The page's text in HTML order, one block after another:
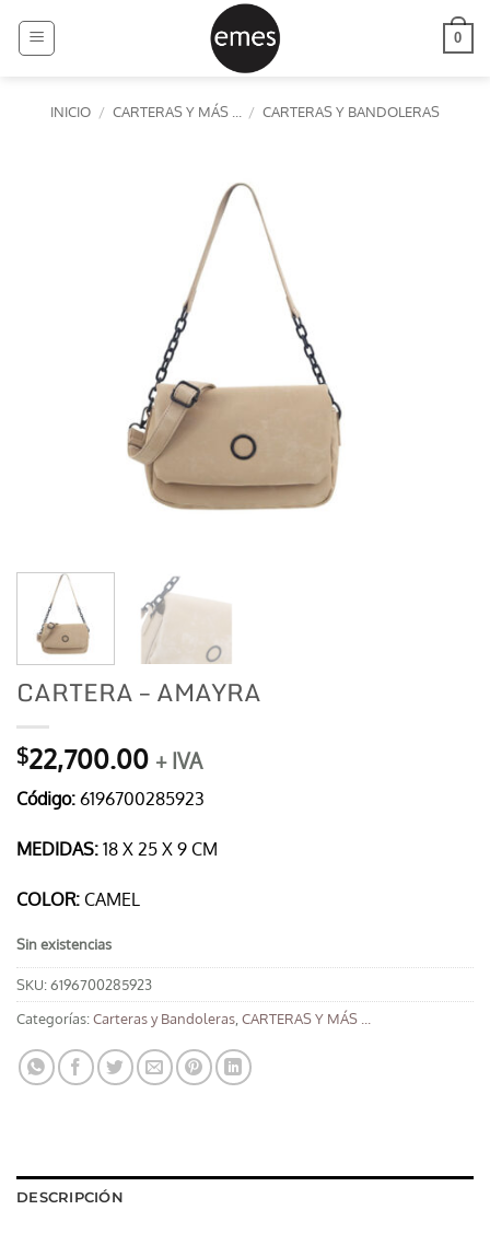
0
INICIO / CARTERAS Y MÁS ... / CARTERAS Y BANDOLERAS
CARTERA – AMAYRA
$22,700.00 + IVA
Código: 6196700285923
MEDIDAS: 18 X 25 X 9 CM
COLOR: CAMEL
Sin existencias
SKU:6196700285923
Categorías:Carteras y Bandoleras CARTERAS Y MÁS ...
DESCRIPCIÓN